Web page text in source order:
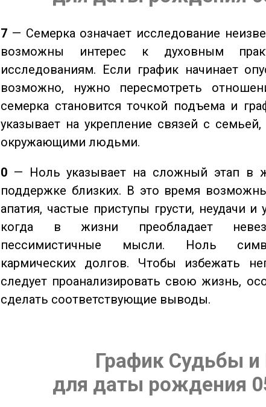
7 — Семерка означает исследование
возможны интерес к духовным
исследованиям. Если график начинает
возможно, нужно пересмотреть
семерка становится точкой подъема и
указывает на укрепление связей с
окружающими людьми.
0 — Ноль указывает на сложный этап в
поддержке близких. В это время
апатия, частые приступы грусти, неудачи
когда в жизни преобладает
пессимистичные мысли. Ноль
кармических долгов. Чтобы избежать
следует проанализировать свою жизнь,
сделать соответствующие выводы.
График Судьбы и
для даты рождения